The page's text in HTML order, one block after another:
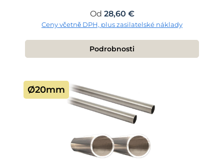
Běžná cena:
Od 28,60 €
Ceny včetně DPH, plus zasilatelské náklady
Podrobnosti
Ø20mm